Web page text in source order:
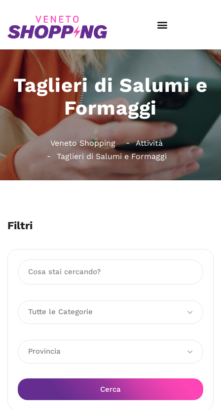
Taglieri di Salumi e
Formaggi
Veneto Shopping
Attività
Taglieri di Salumi e Formaggi
Filtri
Tutte le Categorie
Provincia
Cerca